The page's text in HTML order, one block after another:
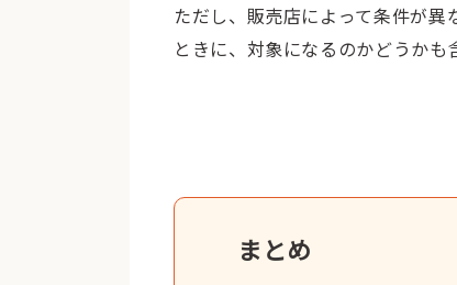
ただし、販売店によって条件が
ときに、対象になるのかどうかも
まとめ